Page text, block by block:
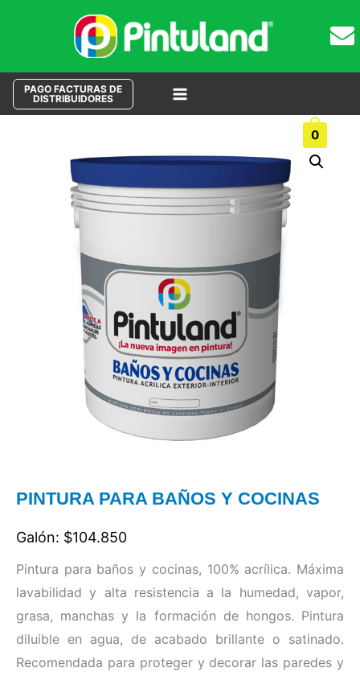
PAGO FACTURAS DE
DISTRIBUIDORES
Buscar
0
PINTURA PARA BAÑOS Y COCINAS
Galón: $104.850
Pintura para baños y cocinas, 100% acrílica. Máxima
lavabilidad y alta resistencia a la humedad, vapor,
grasa, manchas y la formación de hongos. Pintura
diluible en agua, de acabado brillante o satinado.
Recomendada para proteger y decorar las paredes y